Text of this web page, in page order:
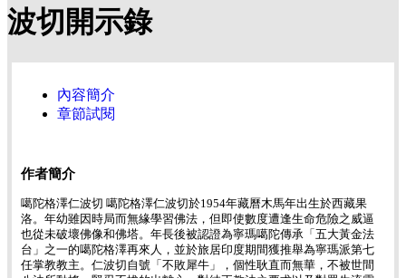
波切開示錄
內容簡介
章節試閱
作者簡介
噶陀格澤仁波切 噶陀格澤仁波切於1954年藏曆木馬年出生於西藏果
洛。年幼雖因時局而無緣學習佛法，但即使數度遭逢生命危險之威逼
也從未破壞佛像和佛塔。年長後被認證為寧瑪噶陀傳承「五大黃金法
台」之一的噶陀格澤再來人，並於旅居印度期間獲推舉為寧瑪派第七
任掌教教主。仁波切自號「不敗犀牛」，個性耿直而無華，不被世間